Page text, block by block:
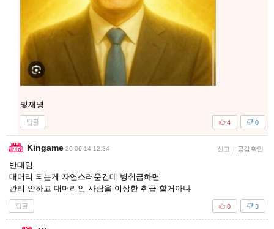
빛재명
답글 0
4
Kingame 26-06-14 12:34 신고 | 공감 확인
반대임
대머리 되는게 자연스러운건데 병취급하면
관리 안하고 대머리인 사람을 이상한 취급 할거아냐
답글 3
0